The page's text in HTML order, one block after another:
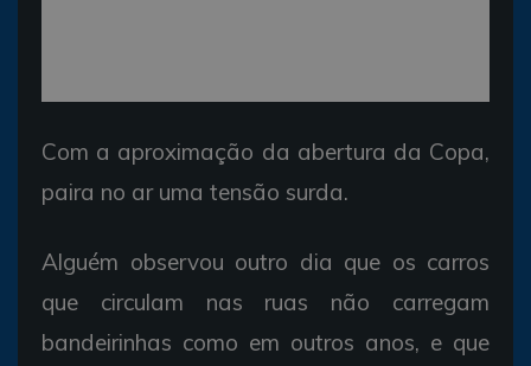
Com a aproximação da abertura da Copa,
paira no ar uma tensão surda.
Alguém observou outro dia que os carros
que circulam nas ruas não carregam
bandeirinhas como em outros anos, e que